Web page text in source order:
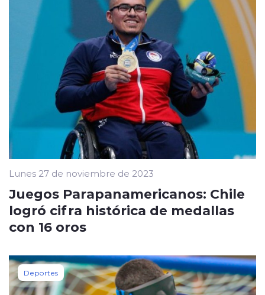
Lunes 27 de noviembre de 2023
Juegos Parapanamericanos: Chile
logró cifra histórica de medallas
con 16 oros
Deportes